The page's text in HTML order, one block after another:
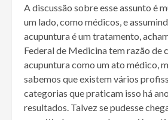
A discussão sobre esse assunto é
um lado, como médicos, e
acupuntura é um tratamento,
Federal de Medicina tem razão de
acupuntura como um ato médico,
sabemos que existem vários
categorias que praticam isso há
resultados. Talvez se pudesse